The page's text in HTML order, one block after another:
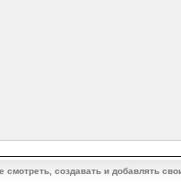
создавать и добавлять